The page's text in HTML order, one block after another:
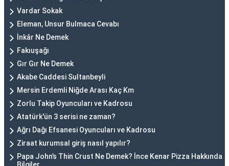
Vardar Sokak
Eleman, Unsur Bulmaca Cevabı
İnkâr Ne Demek
Fakıuşağı
Gır Gır Ne Demek
Akabe Caddesi Sultanbeyli
Mersin Erdemli Niğde Arası Kaç Km
Zorlu Takip Oyuncuları ve Kadrosu
Atatürk'ün 3 serisi ne zaman?
Ağrı Dağı Efsanesi Oyuncuları ve Kadrosu
Ziraat kurumsal giriş nasıl yapılır?
Papa John’s Thin Crust Ne Demek? İnce Kenar Pizza Hakkında